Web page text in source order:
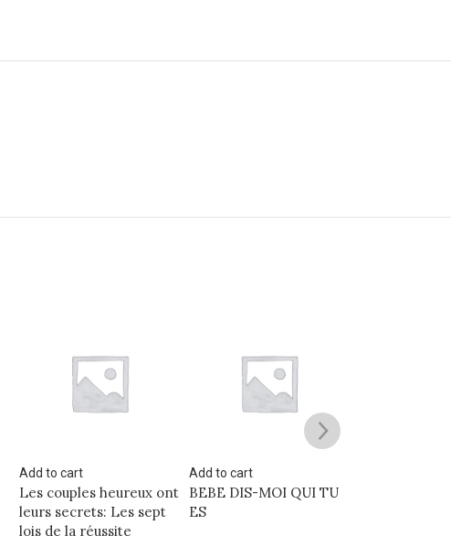
Add to cart
BEBE DIS-MOI QUI TU
ES
Add to cart
Le Pouvoir de
l’intention: Une énergie